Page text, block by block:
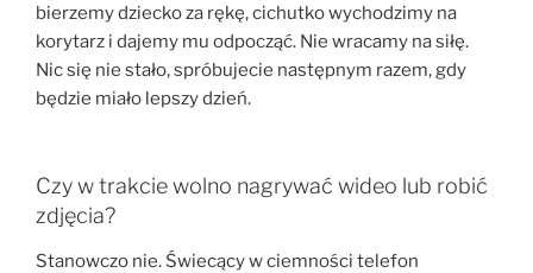
bierzemy dziecko za rękę, cichutko wychodzimy na
korytarz i dajemy mu odpocząć. Nie wracamy na siłę.
Nic się nie stało, spróbujecie następnym razem, gdy
będzie miało lepszy dzień.
Czy w trakcie wolno nagrywać wideo lub robić
zdjęcia?
Stanowczo nie. Świecący w ciemności telefon